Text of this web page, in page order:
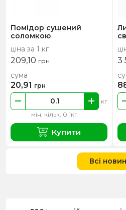
Помідор сушений
соломкою
ціна за 1 кг
209,10 грн
мін. кільк. 0.1кг
кг
сума
20,91 грн
Купити
3
Всі